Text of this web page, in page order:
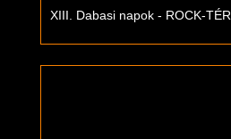
XIII. Dabasi napok - ROCK-TÉR